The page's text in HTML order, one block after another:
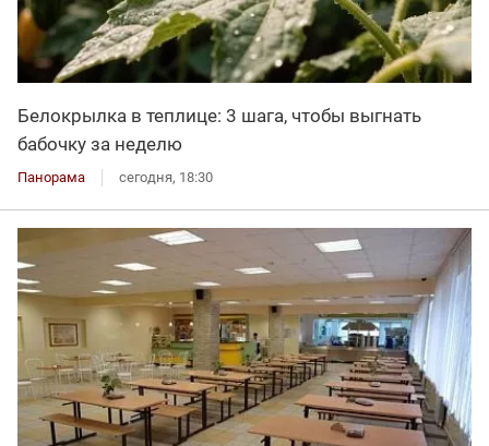
Белокрылка в теплице: 3 шага, чтобы выгнать
бабочку за неделю
Панорама сегодня, 18:30